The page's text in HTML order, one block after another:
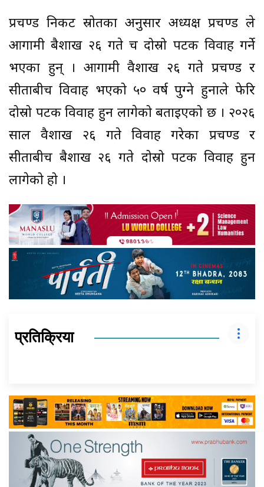
प्रचण्ड निकट स्रोतका अनुसार अध्यक्ष प्रचण्ड ले
आगामी बैशाख २६ गते च दोस्रो पटक विवाह गर्ने
भएका हुन् । आगामी वैशाख २६ गते प्रचण्ड र
सीताबीच विवाह भएको ५० वर्ष पुग्ने हुनाले फेरि
दोस्रो पटक विवाह हुन लागेको बताइएको छ । २०२६
साल वैशाख २६ गते विवाह गरेका प्रचण्ड र
सीताबीच बैशाख २६ गते दोस्रो पटक विवाह हुन
लागेको हो ।
प्रतिक्रिया